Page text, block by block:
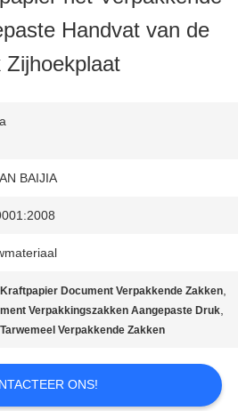
Handvat van de
Zijhoekplaat
BAIJIA
Kraftpapier Document Verpakkende Zakken,
Verpakkingszakken Aangepaste Druk,
Verpakkende Zakken
ONS!